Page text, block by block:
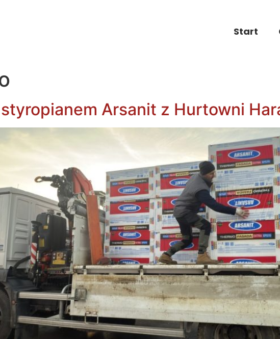
Start
Arsanit z Hurtowni